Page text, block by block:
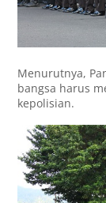
Menurutnya,
bangsa harus
kepolisian.